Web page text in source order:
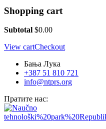
Shopping cart
Subtotal $0.00
View cartCheckout
Бања Лука
+387 51 810 721
info@ntprs.org
Пратите нас: